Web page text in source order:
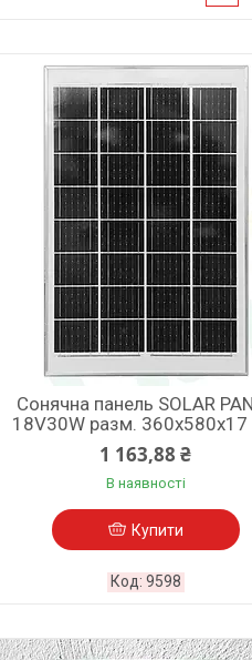
Сонячна панель SOLAR
18V30W разм.
1 163,88 ₴
В наявності
Купити
9598